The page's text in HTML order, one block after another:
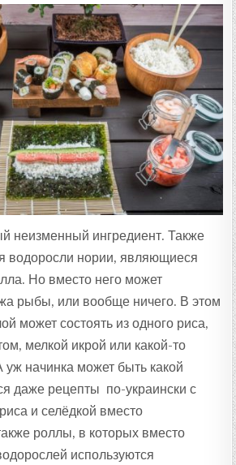
неизменный ингредиент. Также
водоросли нории, являющиеся
Но вместо него может
рыбы, или вообще ничего. В этом
может состоять из одного риса,
мелкой икрой или какой-то
уж начинка может быть какой
даже рецепты по-украински с
и селёдкой вместо
роллы, в которых вместо
используются